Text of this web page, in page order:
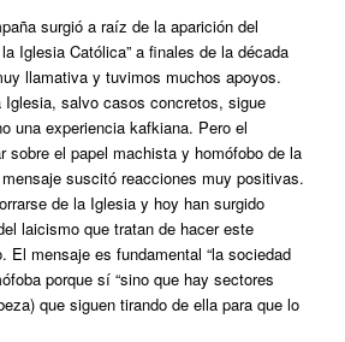
surgió a raíz de la aparición del
Iglesia Católica” a finales de la década
llamativa y tuvimos muchos apoyos.
Iglesia, salvo casos concretos, sigue
una experiencia kafkiana. Pero el
sobre el papel machista y homófobo de la
suscitó reacciones muy positivas.
de la Iglesia y hoy han surgido
laicismo que tratan de hacer este
El mensaje es fundamental “la sociedad
porque sí “sino que hay sectores
que siguen tirando de ella para que lo